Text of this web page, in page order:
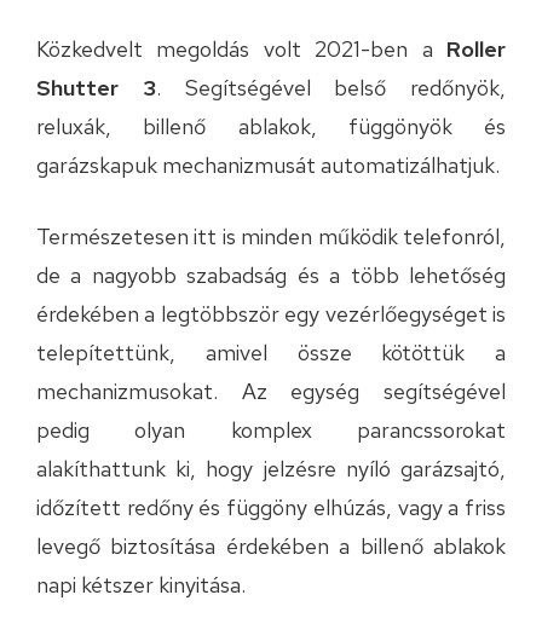
Közkedvelt megoldás volt 2021-ben a Roller
Shutter 3. Segítségével belső redőnyök,
reluxák, billenő ablakok, függönyök és
garázskapuk mechanizmusát automatizálhatjuk.
Természetesen itt is minden működik telefonról,
de a nagyobb szabadság és a több lehetőség
érdekében a legtöbbször egy vezérlőegységet is
telepítettünk, amivel össze kötöttük a
mechanizmusokat. Az egység segítségével
pedig olyan komplex parancssorokat
alakíthattunk ki, hogy jelzésre nyíló garázsajtó,
időzített redőny és függöny elhúzás, vagy a friss
levegő biztosítása érdekében a billenő ablakok
napi kétszer kinyitása.